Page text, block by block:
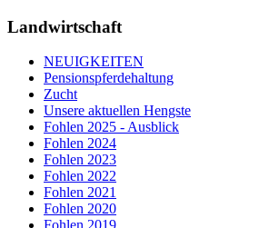
Landwirtschaft
NEUIGKEITEN
Pensionspferdehaltung
Zucht
Unsere aktuellen Hengste
Fohlen 2025 - Ausblick
Fohlen 2024
Fohlen 2023
Fohlen 2022
Fohlen 2021
Fohlen 2020